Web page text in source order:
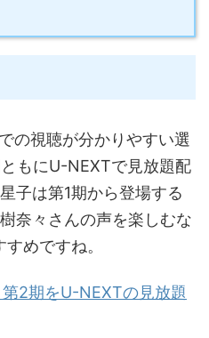
の視聴が分かりやすい選
もにU-NEXTで見放題配
子は第1期から登場する
奈々さんの声を楽しむな
めですね。
2期をU-NEXTの見放題